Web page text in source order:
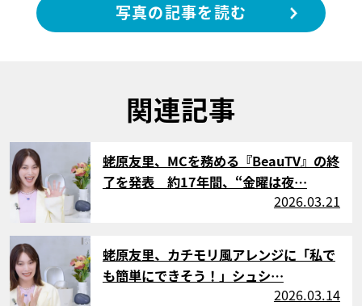
写真の記事を読む
関連記事
サムネイル
蛯原友里、MCを務める『BeauTV』の終
了を発表 約17年間、“金曜は夜…
2026.03.21
蛯原友里、カチモリ風アレンジに「私で
も簡単にできそう！」シュシ…
2026.03.14